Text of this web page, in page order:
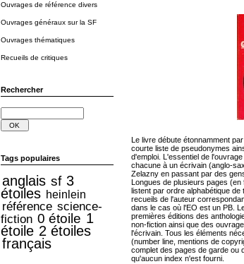
Ouvrages de référence divers
Ouvrages généraux sur la SF
Ouvrages thématiques
Recueils de critiques
Rechercher
Tags populaires
anglais sf 3
étoiles heinlein
référence science-
fiction 0 étoile 1
étoile 2 étoiles
français
Le livre débute étonnamment
courte liste de pseudonymes
d'emploi. L'essentiel de
chacune à un écrivain (anglo-
Zelazny en passant par des
Longues de plusieurs pages
listent par ordre alphabétique
recueils de l'auteur
dans le cas où l'EO est un PB.
premières éditions des
non-fiction ainsi que des
l'écrivain. Tous les éléments
(number line, mentions de
complet des pages de garde ou
qu'aucun index n'est fourni.